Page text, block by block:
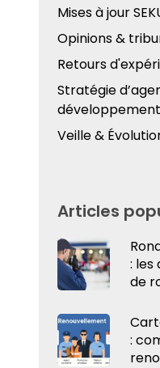
Mises à jour
Opinions &
Retours
Stratégie
développement
Veille &
Articles
:
de
: